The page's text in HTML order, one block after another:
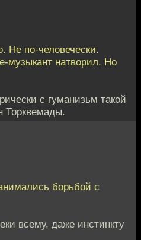
Не по-человечески.
музыкант натворил. Но
с гуманизьм такой
Торквемады.
борьбой с
всему, даже инстинкту